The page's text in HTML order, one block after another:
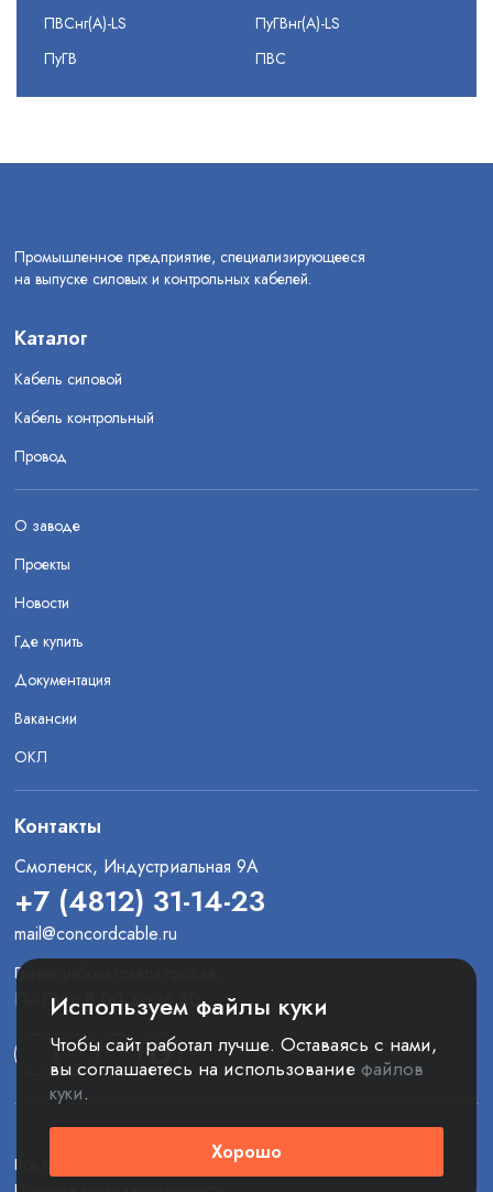
ПВСнг(А)-LS
ПуГВ
ПуГВнг(А)-LS
ПВС
Промышленное предприятие, специализирующееся
на выпуске силовых и контрольных кабелей.
Каталог
Кабель силовой
Кабель контрольный
Провод
О заводе
Проекты
Новости
Где купить
Документация
Вакансии
ОКЛ
Контакты
Смоленск, Индустриальная 9А
+7 (4812) 31-14-23
mail@concordcable.ru
График работы отдела продаж
Пн-Пт: с 8:00 до 16:30
Все права защищены. © 2025 ООО «Конкорд»
Используем файлы куки
Чтобы сайт работал лучше. Оставаясь с нами,
вы соглашаетесь на использование файлов
куки.
Хорошо